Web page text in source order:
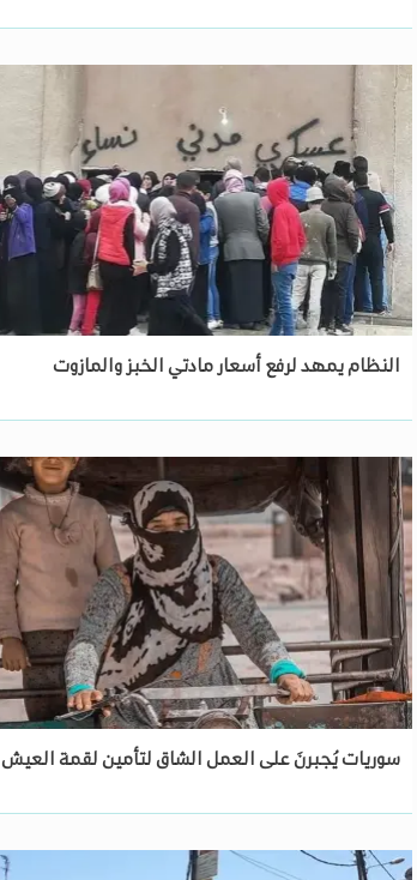
النظام يمهد لرفع أسعار مادتي الخبز والمازوت
سوريات يُجبرنَ على العمل الشاق لتأمين لقمة العيش